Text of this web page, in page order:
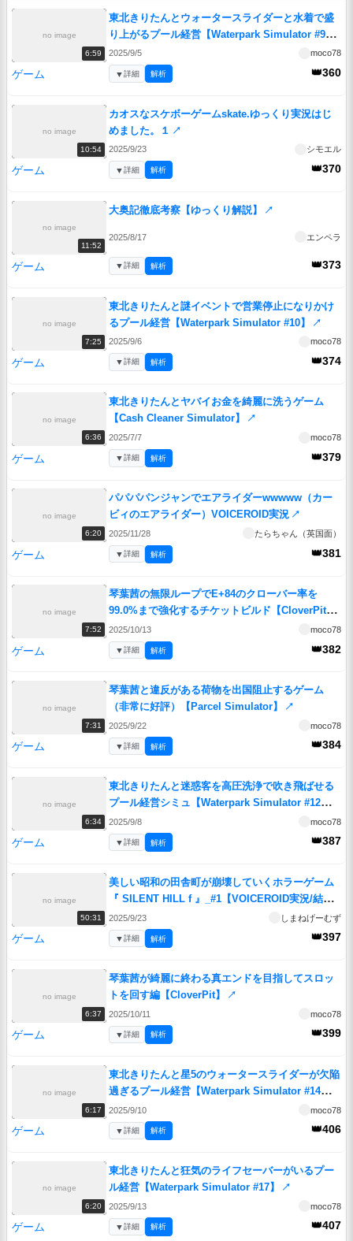
no image
6:59
東北きりたんとウォータースライダーと水着で盛
り上がるプール経営【Waterpark Simulator #9】
↗
2025/9/5 moco78
ゲーム 👑360
▼詳細 解析
no image
10:54
カオスなスケボーゲームskate.ゆっくり実況はじ
めました。１ ↗
2025/9/23 シモエル
ゲーム 👑370
▼詳細 解析
no image
11:52
大奥記徹底考察【ゆっくり解説】 ↗
2025/8/17 エンペラ
ゲーム 👑373
▼詳細 解析
no image
7:25
東北きりたんと謎イベントで営業停止になりかけ
るプール経営【Waterpark Simulator #10】
↗
2025/9/6 moco78
ゲーム 👑374
▼詳細 解析
no image
6:36
東北きりたんとヤバイお金を綺麗に洗うゲーム
【Cash Cleaner Simulator】
↗
2025/7/7 moco78
ゲーム 👑379
▼詳細 解析
no image
6:20
パパパパンジャンでエアライダーwwwww（カー
ビィのエアライダー）VOICEROID実況 ↗
2025/11/28 たらちゃん（英国面）
ゲーム 👑381
▼詳細 解析
no image
7:52
琴葉茜の無限ループでE+84のクローバー率を
99.0%まで強化するチケットビルド【CloverPit】
↗
2025/10/13 moco78
ゲーム 👑382
▼詳細 解析
no image
7:31
琴葉茜と違反がある荷物を出国阻止するゲーム
（非常に好評）【Parcel Simulator】
↗
2025/9/22 moco78
ゲーム 👑384
▼詳細 解析
no image
6:34
東北きりたんと迷惑客を高圧洗浄で吹き飛ばせる
プール経営シミュ【Waterpark Simulator #12】
↗
2025/9/8 moco78
ゲーム 👑387
▼詳細 解析
no image
50:31
美しい昭和の田舎町が崩壊していくホラーゲーム
『 SILENT HILL f 』_#1【VOICEROID実況/結月
ゆかり・紲星あかり】
2025/9/23 しまねげーむず
ゲーム 👑397
▼詳細 解析
no image
6:37
琴葉茜が綺麗に終わる真エンドを目指してスロッ
トを回す編【CloverPit】
↗
2025/10/11 moco78
ゲーム 👑399
▼詳細 解析
no image
6:17
東北きりたんと星5のウォータースライダーが欠陥
過ぎるプール経営【Waterpark Simulator #14】
↗
2025/9/10 moco78
ゲーム 👑406
▼詳細 解析
no image
6:20
東北きりたんと狂気のライフセーバーがいるプー
ル経営【Waterpark Simulator #17】
↗
2025/9/13 moco78
ゲーム 👑407
▼詳細 解析